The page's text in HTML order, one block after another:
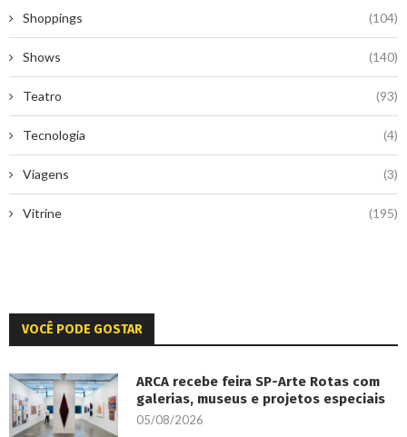
Shoppings (104)
Shows (140)
Teatro (93)
Tecnologia (4)
Viagens (3)
Vitrine (195)
VOCÊ PODE GOSTAR
ARCA recebe feira SP-Arte Rotas com
galerias, museus e projetos especiais
05/08/2026